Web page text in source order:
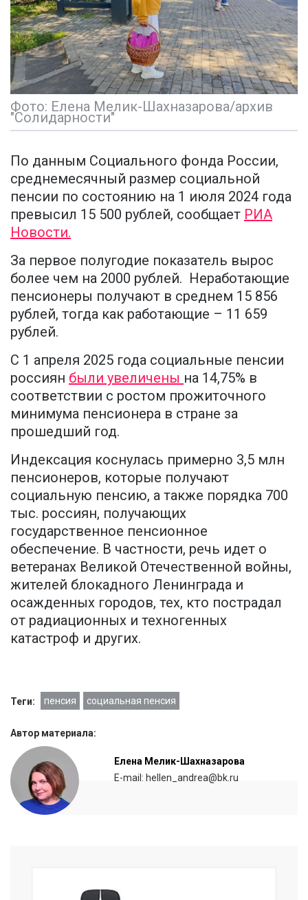
Фото: Елена Мелик-Шахназарова/архив
"Солидарности"
По данным Социального фонда России,
среднемесячный размер социальной
пенсии по состоянию на 1 июля 2024 года
превысил 15 500 рублей, сообщает РИА
Новости.
За первое полугодие показатель вырос
более чем на 2000 рублей. Неработающие
пенсионеры получают в среднем 15 856
рублей, тогда как работающие – 11 659
рублей.
С 1 апреля 2025 года социальные пенсии
россиян были увеличены на 14,75% в
соответствии с ростом прожиточного
минимума пенсионера в стране за
прошедший год.
Индексация коснулась примерно 3,5 млн
пенсионеров, которые получают
социальную пенсию, а также порядка 700
тыс. россиян, получающих
государственное пенсионное
обеспечение. В частности, речь идет о
ветеранах Великой Отечественной войны,
жителей блокадного Ленинграда и
осажденных городов, тех, кто пострадал
от радиационных и техногенных
катастроф и других.
Теги: пенсия социальная пенсия
Автор материала:
Елена Мелик-Шахназарова
E-mail: hellen_andrea@bk.ru